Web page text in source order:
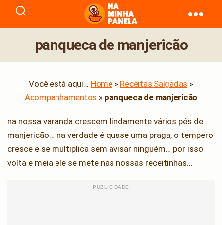
naminhapanela.com
panqueca de manjericão
Você está aqui... Home » Receitas Salgadas »
Acompanhamentos » panqueca de manjericão
na nossa varanda crescem lindamente vários pés de
manjericão… na verdade é quase uma praga, o tempero
cresce e se multiplica sem avisar ninguém… por isso
volta e meia ele se mete nas nossas receitinhas…